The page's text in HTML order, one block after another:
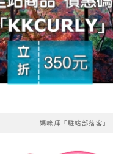
媽咪拜「駐站部落客」